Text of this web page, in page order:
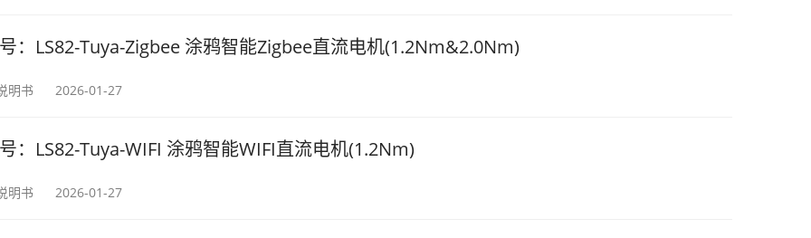
：LS82-Tuya-Zigbee 涂鸦智能Zigbee直流电机(1.2Nm&2.0Nm)
明书 2026-01-27
：LS82-Tuya-WIFI 涂鸦智能WIFI直流电机(1.2Nm)
明书 2026-01-27